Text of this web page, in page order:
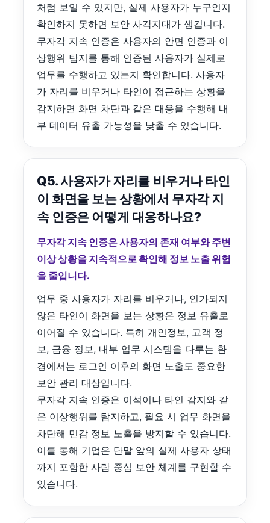
처럼 보일 수 있지만, 실제 사용자가 누구인지
확인하지 못하면 보안 사각지대가 생깁니다.
무자각 지속 인증은 사용자의 안면 인증과 이
상행위 탐지를 통해 인증된 사용자가 실제로
업무를 수행하고 있는지 확인합니다. 사용자
가 자리를 비우거나 타인이 접근하는 상황을
감지하면 화면 차단과 같은 대응을 수행해 내
부 데이터 유출 가능성을 낮출 수 있습니다.
Q5. 사용자가 자리를 비우거나 타인
이 화면을 보는 상황에서 무자각 지
속 인증은 어떻게 대응하나요?
무자각 지속 인증은 사용자의 존재 여부와 주변
이상 상황을 지속적으로 확인해 정보 노출 위험
을 줄입니다.
업무 중 사용자가 자리를 비우거나, 인가되지
않은 타인이 화면을 보는 상황은 정보 유출로
이어질 수 있습니다. 특히 개인정보, 고객 정
보, 금융 정보, 내부 업무 시스템을 다루는 환
경에서는 로그인 이후의 화면 노출도 중요한
보안 관리 대상입니다.
무자각 지속 인증은 이석이나 타인 감지와 같
은 이상행위를 탐지하고, 필요 시 업무 화면을
차단해 민감 정보 노출을 방지할 수 있습니다.
이를 통해 기업은 단말 앞의 실제 사용자 상태
까지 포함한 사람 중심 보안 체계를 구현할 수
있습니다.